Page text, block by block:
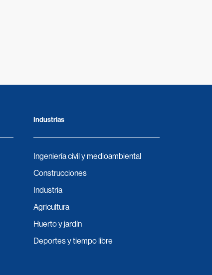
Industrias
Ingeniería civil y medioambiental
Construcciones
Industria
Agricultura
Huerto y jardín
Deportes y tiempo libre